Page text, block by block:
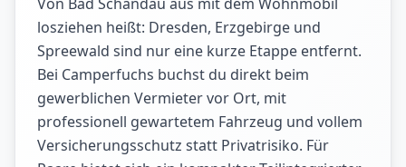
losziehen heißt: Dresden, Erzgebirge und
Spreewald sind nur eine kurze Etappe entfernt.
Bei Camperfuchs buchst du direkt beim
gewerblichen Vermieter vor Ort, mit
professionell gewartetem Fahrzeug und vollem
Versicherungsschutz statt Privatrisiko. Für